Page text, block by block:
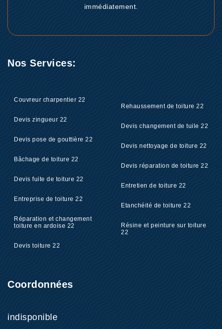
immédiatement.
Nos Services:
Couvreur charpentier 22
Devis zingueur 22
Devis pose de gouttière 22
Bâchage de toiture 22
Devis fuite de toiture 22
Entreprise de toiture 22
Réparation et changement
toiture en ardoise 22
Devis toiture 22
Rehaussement de toiture 22
Devis changement de tuile 22
Devis nettoyage de toiture 22
Devis réparation de toiture 22
Entretien de toiture 22
Etanchéité de toiture 22
Résine et peinture sur toiture
22
Coordonnées
indisponible